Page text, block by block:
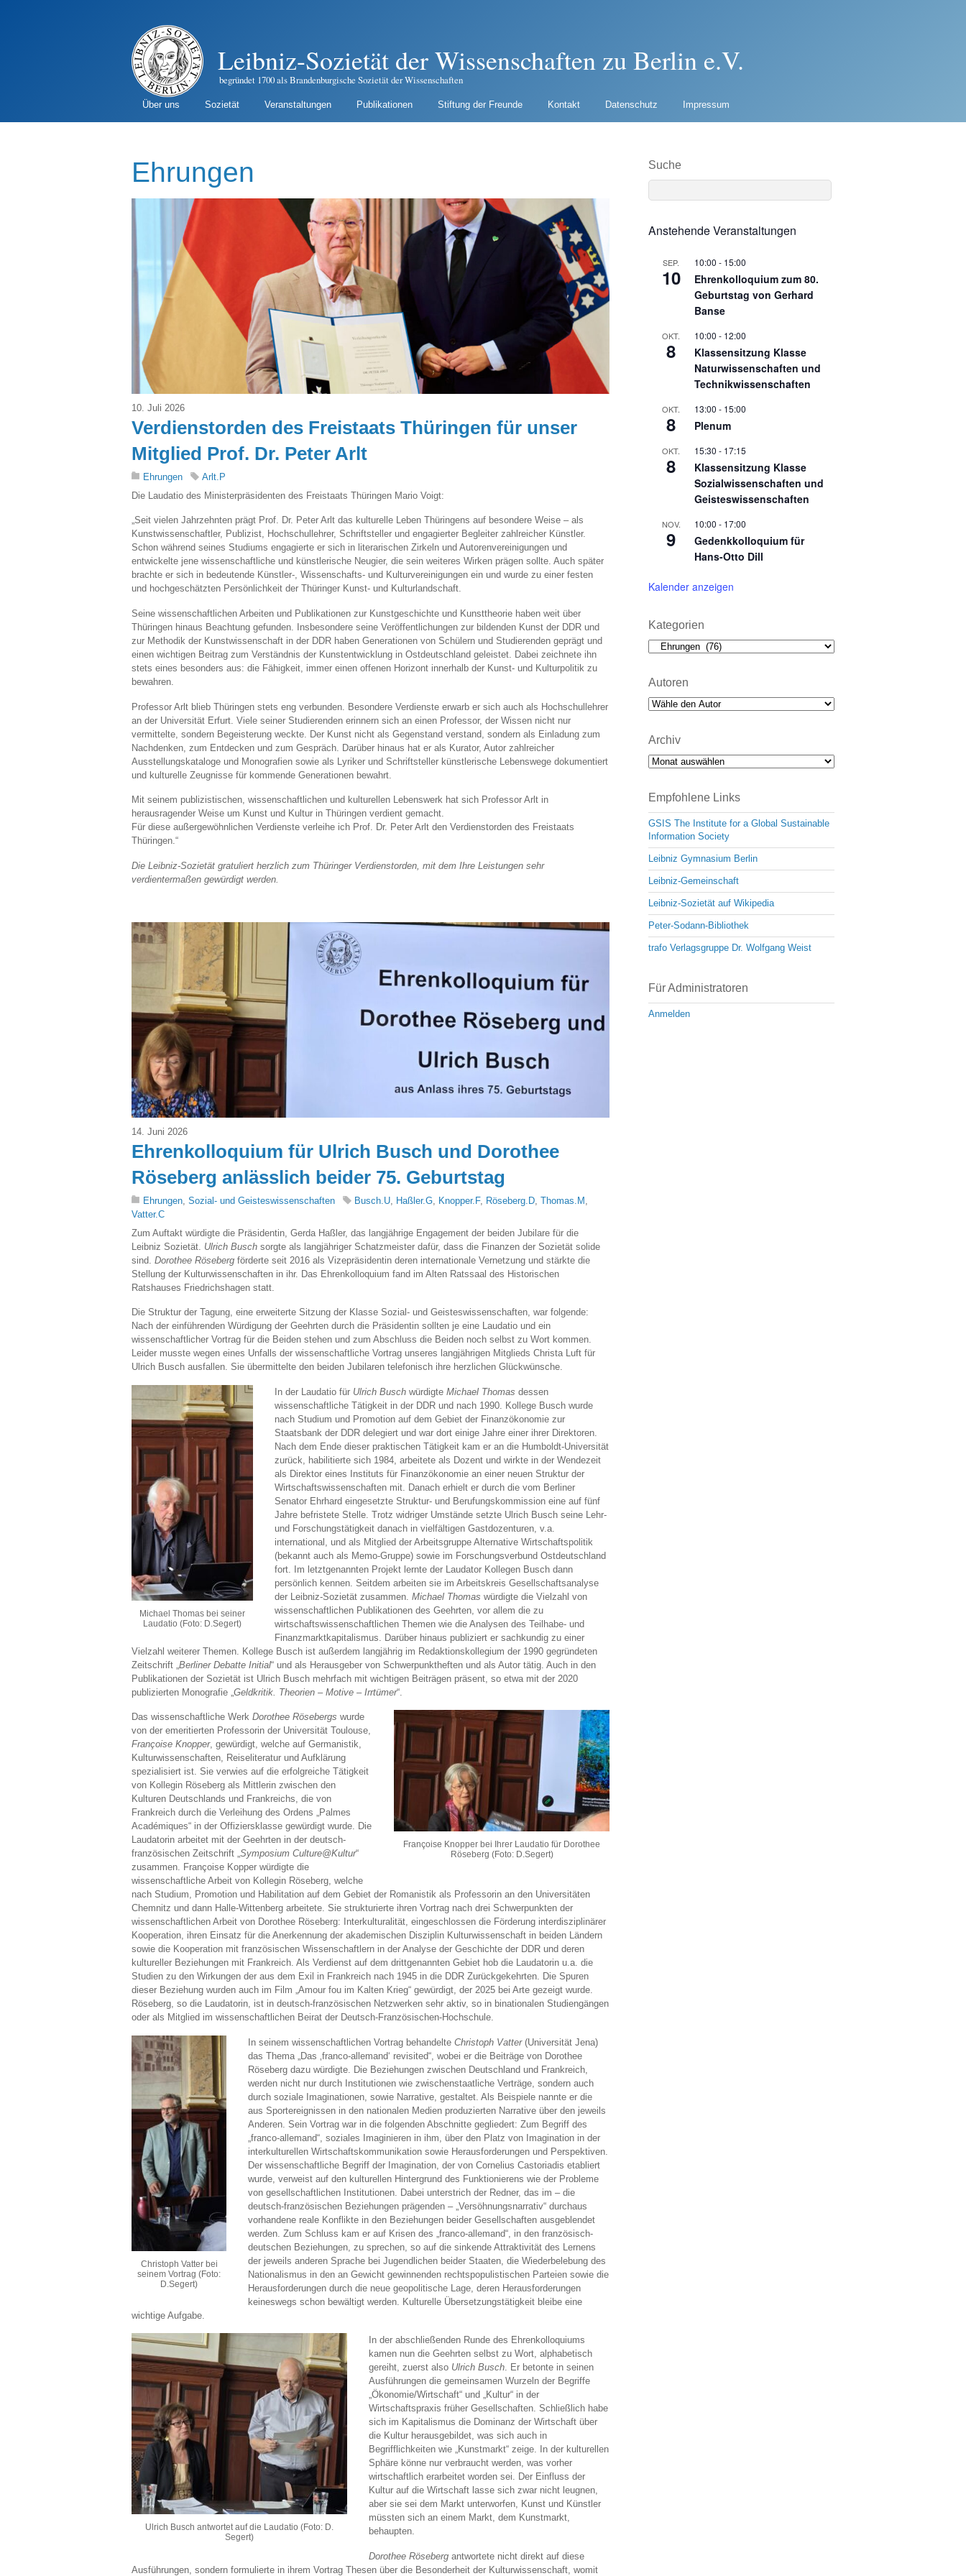
Leibniz-Sozietät der Wissenschaften zu Berlin e.V.
begründet 1700 als Brandenburgische Sozietät der Wissenschaften
Über uns Sozietät Veranstaltungen Publikationen Stiftung der Freunde Kontakt Datenschutz Impressum
Ehrungen
10. Juli 2026
Verdienstorden des Freistaats Thüringen für unser
Mitglied Prof. Dr. Peter Arlt
Ehrungen
Arlt.P
Die Laudatio des Ministerpräsidenten des Freistaats Thüringen Mario Voigt:
„Seit vielen Jahrzehnten prägt Prof. Dr. Peter Arlt das kulturelle Leben Thüringens auf besondere Weise – als
Kunstwissenschaftler, Publizist, Hochschullehrer, Schriftsteller und engagierter Begleiter zahlreicher Künstler.
Schon während seines Studiums engagierte er sich in literarischen Zirkeln und Autorenvereinigungen und
entwickelte jene wissenschaftliche und künstlerische Neugier, die sein weiteres Wirken prägen sollte. Auch später
brachte er sich in bedeutende Künstler-, Wissenschafts- und Kulturvereinigungen ein und wurde zu einer festen
und hochgeschätzten Persönlichkeit der Thüringer Kunst- und Kulturlandschaft.
Seine wissenschaftlichen Arbeiten und Publikationen zur Kunstgeschichte und Kunsttheorie haben weit über
Thüringen hinaus Beachtung gefunden. Insbesondere seine Veröffentlichungen zur bildenden Kunst der DDR und
zur Methodik der Kunstwissenschaft in der DDR haben Generationen von Schülern und Studierenden geprägt und
einen wichtigen Beitrag zum Verständnis der Kunstentwicklung in Ostdeutschland geleistet. Dabei zeichnete ihn
stets eines besonders aus: die Fähigkeit, immer einen offenen Horizont innerhalb der Kunst- und Kulturpolitik zu
bewahren.
Professor Arlt blieb Thüringen stets eng verbunden. Besondere Verdienste erwarb er sich auch als Hochschullehrer
an der Universität Erfurt. Viele seiner Studierenden erinnern sich an einen Professor, der Wissen nicht nur
vermittelte, sondern Begeisterung weckte. Der Kunst nicht als Gegenstand verstand, sondern als Einladung zum
Nachdenken, zum Entdecken und zum Gespräch. Darüber hinaus hat er als Kurator, Autor zahlreicher
Ausstellungskataloge und Monografien sowie als Lyriker und Schriftsteller künstlerische Lebenswege dokumentiert
und kulturelle Zeugnisse für kommende Generationen bewahrt.
Mit seinem publizistischen, wissenschaftlichen und kulturellen Lebenswerk hat sich Professor Arlt in
herausragender Weise um Kunst und Kultur in Thüringen verdient gemacht.
Für diese außergewöhnlichen Verdienste verleihe ich Prof. Dr. Peter Arlt den Verdienstorden des Freistaats
Thüringen.“
Die Leibniz-Sozietät gratuliert herzlich zum Thüringer Verdienstorden, mit dem Ihre Leistungen sehr
verdientermaßen gewürdigt werden.
14. Juni 2026
Ehrenkolloquium für Ulrich Busch und Dorothee
Röseberg anlässlich beider 75. Geburtstag
Ehrungen Sozial- und Geisteswissenschaften Busch.U Haßler.G Knopper.F, Röseberg.D Thomas.M
Vatter.C
Zum Auftakt würdigte die Präsidentin, Gerda Haßler, das langjährige Engagement der beiden Jubilare für die
Leibniz Sozietät. Ulrich Busch sorgte als langjähriger Schatzmeister dafür, dass die Finanzen der Sozietät solide
sind. Dorothee Röseberg förderte seit 2016 als Vizepräsidentin deren internationale Vernetzung und stärkte die
Stellung der Kulturwissenschaften in ihr. Das Ehrenkolloquium fand im Alten Ratssaal des Historischen
Ratshauses Friedrichshagen statt.
Die Struktur der Tagung, eine erweiterte Sitzung der Klasse Sozial- und Geisteswissenschaften, war folgende:
Nach der einführenden Würdigung der Geehrten durch die Präsidentin sollten je eine Laudatio und ein
wissenschaftlicher Vortrag für die Beiden stehen und zum Abschluss die Beiden noch selbst zu Wort kommen.
Leider musste wegen eines Unfalls der wissenschaftliche Vortrag unseres langjährigen Mitglieds Christa Luft für
Ulrich Busch ausfallen. Sie übermittelte den beiden Jubilaren telefonisch ihre herzlichen Glückwünsche.
Michael Thomas bei seiner
Laudatio (Foto: D.Segert)
In der Laudatio für Ulrich Busch würdigte Michael Thomas dessen
wissenschaftliche Tätigkeit in der DDR und nach 1990. Kollege Busch wurde
nach Studium und Promotion auf dem Gebiet der Finanzökonomie zur
Staatsbank der DDR delegiert und war dort einige Jahre einer ihrer Direktoren.
Nach dem Ende dieser praktischen Tätigkeit kam er an die Humboldt-Universität
zurück, habilitierte sich 1984, arbeitete als Dozent und wirkte in der Wendezeit
als Direktor eines Instituts für Finanzökonomie an einer neuen Struktur der
Wirtschaftswissenschaften mit. Danach erhielt er durch die vom Berliner
Senator Ehrhard eingesetzte Struktur- und Berufungskommission eine auf fünf
Jahre befristete Stelle. Trotz widriger Umstände setzte Ulrich Busch seine Lehr-
und Forschungstätigkeit danach in vielfältigen Gastdozenturen, v.a.
international, und als Mitglied der Arbeitsgruppe Alternative Wirtschaftspolitik
(bekannt auch als Memo-Gruppe) sowie im Forschungsverbund Ostdeutschland
fort. Im letztgenannten Projekt lernte der Laudator Kollegen Busch dann
persönlich kennen. Seitdem arbeiten sie im Arbeitskreis Gesellschaftsanalyse
der Leibniz-Sozietät zusammen. Michael Thomas würdigte die Vielzahl von
wissenschaftlichen Publikationen des Geehrten, vor allem die zu
wirtschaftswissenschaftlichen Themen wie die Analysen des Teilhabe- und
Finanzmarktkapitalismus. Darüber hinaus publiziert er sachkundig zu einer
Vielzahl weiterer Themen. Kollege Busch ist außerdem langjährig im Redaktionskollegium der 1990 gegründeten
Zeitschrift „ Berliner Debatte Initial“ und als Herausgeber von Schwerpunktheften und als Autor tätig. Auch in den
Publikationen der Sozietät ist Ulrich Busch mehrfach mit wichtigen Beiträgen präsent, so etwa mit der 2020
publizierten Monografie „ Geldkritik. Theorien – Motive – Irrtümer“.
Françoise Knopper bei Ihrer Laudatio für Dorothee
Röseberg (Foto: D.Segert)
Das wissenschaftliche Werk Dorothee Rösebergs wurde
von der emeritierten Professorin der Universität Toulouse,
Françoise Knopper, gewürdigt, welche auf Germanistik,
Kulturwissenschaften, Reiseliteratur und Aufklärung
spezialisiert ist. Sie verwies auf die erfolgreiche Tätigkeit
von Kollegin Röseberg als Mittlerin zwischen den
Kulturen Deutschlands und Frankreichs, die von
Frankreich durch die Verleihung des Ordens „Palmes
Académiques“ in der Offiziersklasse gewürdigt wurde. Die
Laudatorin arbeitet mit der Geehrten in der deutsch-
französischen Zeitschrift „Symposium Culture@Kultur“
zusammen. Françoise Kopper würdigte die
wissenschaftliche Arbeit von Kollegin Röseberg, welche
nach Studium, Promotion und Habilitation auf dem Gebiet der Romanistik als Professorin an den Universitäten
Chemnitz und dann Halle-Wittenberg arbeitete. Sie strukturierte ihren Vortrag nach drei Schwerpunkten der
wissenschaftlichen Arbeit von Dorothee Röseberg: Interkulturalität, eingeschlossen die Förderung interdisziplinärer
Kooperation, ihren Einsatz für die Anerkennung der akademischen Disziplin Kulturwissenschaft in beiden Ländern
sowie die Kooperation mit französischen Wissenschaftlern in der Analyse der Geschichte der DDR und deren
kultureller Beziehungen mit Frankreich. Als Verdienst auf dem drittgenannten Gebiet hob die Laudatorin u.a. die
Studien zu den Wirkungen der aus dem Exil in Frankreich nach 1945 in die DDR Zurückgekehrten. Die Spuren
dieser Beziehung wurden auch im Film „Amour fou im Kalten Krieg“ gewürdigt, der 2025 bei Arte gezeigt wurde.
Röseberg, so die Laudatorin, ist in deutsch-französischen Netzwerken sehr aktiv, so in binationalen Studiengängen
oder als Mitglied im wissenschaftlichen Beirat der Deutsch-Französischen-Hochschule.
Christoph Vatter bei
seinem Vortrag (Foto:
D.Segert)
In seinem wissenschaftlichen Vortrag behandelte Christoph Vatter(Universität Jena)
das Thema „Das ‚franco-allemand‘ revisited“, wobei er die Beiträge von Dorothee
Röseberg dazu würdigte. Die Beziehungen zwischen Deutschland und Frankreich,
werden nicht nur durch Institutionen wie zwischenstaatliche Verträge, sondern auch
durch soziale Imaginationen, sowie Narrative, gestaltet. Als Beispiele nannte er die
aus Sportereignissen in den nationalen Medien produzierten Narrative über den jeweils
Anderen. Sein Vortrag war in die folgenden Abschnitte gegliedert: Zum Begriff des
„franco-allemand“, soziales Imaginieren in ihm, über den Platz von Imagination in der
interkulturellen Wirtschaftskommunikation sowie Herausforderungen und Perspektiven.
Der wissenschaftliche Begriff der Imagination, der von Cornelius Castoriadis etabliert
wurde, verweist auf den kulturellen Hintergrund des Funktionierens wie der Probleme
von gesellschaftlichen Institutionen. Dabei unterstrich der Redner, das im – die
deutsch-französischen Beziehungen prägenden – „Versöhnungsnarrativ“ durchaus
vorhandene reale Konflikte in den Beziehungen beider Gesellschaften ausgeblendet
werden. Zum Schluss kam er auf Krisen des „franco-allemand“, in den französisch-
deutschen Beziehungen, zu sprechen, so auf die sinkende Attraktivität des Lernens
der jeweils anderen Sprache bei Jugendlichen beider Staaten, die Wiederbelebung des
Nationalismus in den an Gewicht gewinnenden rechtspopulistischen Parteien sowie die
Herausforderungen durch die neue geopolitische Lage, deren Herausforderungen
keineswegs schon bewältigt werden. Kulturelle Übersetzungstätigkeit bleibe eine
wichtige Aufgabe.
Ulrich Busch antwortet auf die Laudatio (Foto: D.
Segert)
In der abschließenden Runde des Ehrenkolloquiums
kamen nun die Geehrten selbst zu Wort, alphabetisch
gereiht, zuerst also Ulrich Busch. Er betonte in seinen
Ausführungen die gemeinsamen Wurzeln der Begriffe
„Ökonomie/Wirtschaft“ und „Kultur“ in der
Wirtschaftspraxis früher Gesellschaften. Schließlich habe
sich im Kapitalismus die Dominanz der Wirtschaft über
die Kultur herausgebildet, was sich auch in
Begrifflichkeiten wie „Kunstmarkt“ zeige. In der kulturellen
Sphäre könne nur verbraucht werden, was vorher
wirtschaftlich erarbeitet worden sei. Der Einfluss der
Kultur auf die Wirtschaft lasse sich zwar nicht leugnen,
aber sie sei dem Markt unterworfen, Kunst und Künstler
müssten sich an einem Markt, dem Kunstmarkt,
behaupten.
Dorothee Röseberg antwortete nicht direkt auf diese
Ausführungen, sondern formulierte in ihrem Vortrag Thesen über die Besonderheit der Kulturwissenschaft, womit
Suche
Anstehende Veranstaltungen
SEP.
10
10:00 - 15:00
Ehrenkolloquium zum 80.
Geburtstag von Gerhard
Banse
OKT.
8
10:00 - 12:00
Klassensitzung Klasse
Naturwissenschaften und
Technikwissenschaften
OKT.
8
13:00 - 15:00
Plenum
OKT.
8
15:30 - 17:15
Klassensitzung Klasse
Sozialwissenschaften und
Geisteswissenschaften
NOV.
9
10:00 - 17:00
Gedenkkolloquium für
Hans-Otto Dill
Kalender anzeigen
Kategorien
Kategorien
Autoren
Archiv
Archiv
Empfohlene Links
GSIS The Institute for a Global Sustainable
Information Society
Leibniz Gymnasium Berlin
Leibniz-Gemeinschaft
Leibniz-Sozietät auf Wikipedia
Peter-Sodann-Bibliothek
trafo Verlagsgruppe Dr. Wolfgang Weist
Für Administratoren
Anmelden